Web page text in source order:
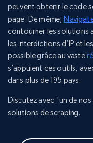
peuvent obtenir le code
page. De même,
contourner les solutions
les interdictions d’IP et
possible grâce au vaste
s’appuient ces outils,
dans plus de 195 pays.
Discutez avec l’un de
solutions de scraping.